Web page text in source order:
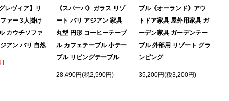
レヴィア】リ
ァー 3人掛け
カウチソファ
アン バリ 自然
《スパーバ》ガラス リゾ
ート バリ アジアン 家具
丸型 円形 コーヒーテーブ
ル カフェテーブル 小テー
ブル リビングテーブル
28,490円(税2,590円)
ブル《オーランド》アウ
トドア家具 屋外用家具 ガ
ーデン家具 ガーデンテー
ブル 外部用 リゾート グラ
ンピング
35,200円(税3,200円)